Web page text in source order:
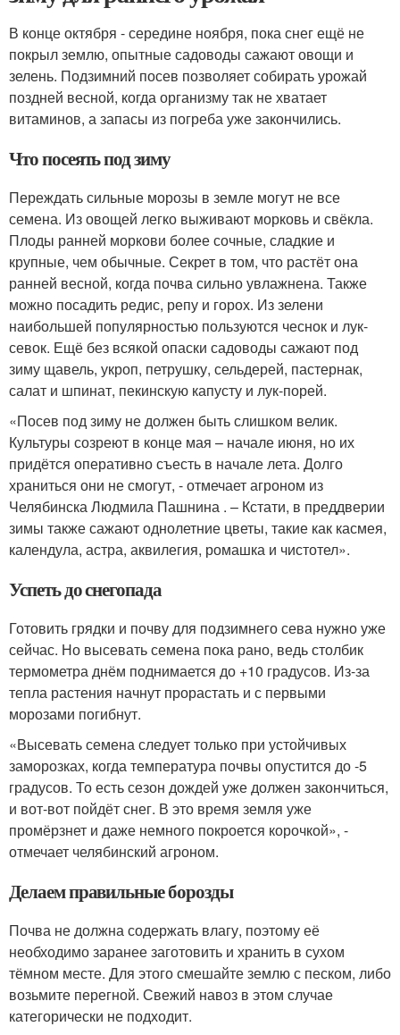
В конце октября - середине ноября, пока снег ещё не
покрыл землю, опытные садоводы сажают овощи и
зелень. Подзимний посев позволяет собирать урожай
поздней весной, когда организму так не хватает
витаминов, а запасы из погреба уже закончились.
Что посеять под зиму
Переждать сильные морозы в земле могут не все
семена. Из овощей легко выживают морковь и свёкла.
Плоды ранней моркови более сочные, сладкие и
крупные, чем обычные. Секрет в том, что растёт она
ранней весной, когда почва сильно увлажнена. Также
можно посадить редис, репу и горох. Из зелени
наибольшей популярностью пользуются чеснок и лук-
севок. Ещё без всякой опаски садоводы сажают под
зиму щавель, укроп, петрушку, сельдерей, пастернак,
салат и шпинат, пекинскую капусту и лук-порей.
«Посев под зиму не должен быть слишком велик.
Культуры созреют в конце мая – начале июня, но их
придётся оперативно съесть в начале лета. Долго
храниться они не смогут, - отмечает агроном из
Челябинска Людмила Пашнина . – Кстати, в преддверии
зимы также сажают однолетние цветы, такие как касмея,
календула, астра, аквилегия, ромашка и чистотел».
Успеть до снегопада
Готовить грядки и почву для подзимнего сева нужно уже
сейчас. Но высевать семена пока рано, ведь столбик
термометра днём поднимается до +10 градусов. Из-за
тепла растения начнут прорастать и с первыми
морозами погибнут.
«Высевать семена следует только при устойчивых
заморозках, когда температура почвы опустится до -5
градусов. То есть сезон дождей уже должен закончиться,
и вот-вот пойдёт снег. В это время земля уже
промёрзнет и даже немного покроется корочкой», -
отмечает челябинский агроном.
Делаем правильные борозды
Почва не должна содержать влагу, поэтому её
необходимо заранее заготовить и хранить в сухом
тёмном месте. Для этого смешайте землю с песком, либо
возьмите перегной. Свежий навоз в этом случае
категорически не подходит.